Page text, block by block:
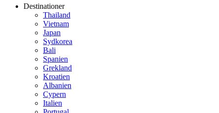
Destinationer
Thailand
Vietnam
Japan
Sydkorea
Bali
Spanien
Grekland
Kroatien
Albanien
Cypern
Italien